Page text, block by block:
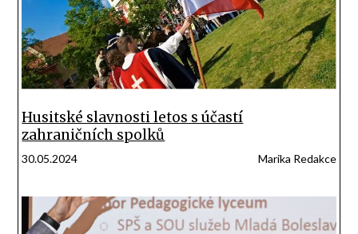
Husitské slavnosti letos s účastí
zahraničních spolků
30.05.2024 Marika Redakce